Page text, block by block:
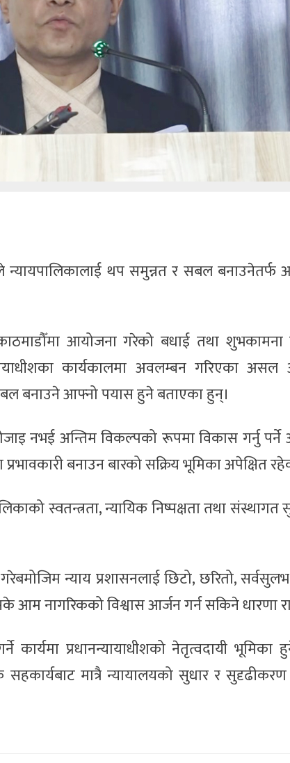
न्यायपालिकालाई थप समुन्नत र सबल बनाउनेतर्फ
आयोजना गरेको बधाई तथा शुभकामना
कार्यकालमा अवलम्बन गरिएका असल
बनाउने आफ्नो पयास हुने बताएका हुन्।
नभई अन्तिम विकल्पको रूपमा विकास गर्नु
बनाउन बारको सक्रिय भूमिका अपेक्षित
स्वतन्त्रता, न्यायिक निष्पक्षता तथा संस्थागत
न्याय प्रशासनलाई छिटो, छरितो,
आम नागरिकको विश्वास आर्जन गर्न सकिने धारणा
कार्यमा प्रधानन्यायाधीशको नेतृत्वदायी भूमिका
सहकार्यबाट मात्रै न्यायालयको सुधार र